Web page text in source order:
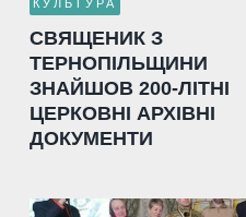
КУЛЬТУРА
СВЯЩЕНИК З
ТЕРНОПІЛЬЩИНИ
ЗНАЙШОВ 200-ЛІТНІ
ЦЕРКОВНІ АРХІВНІ
ДОКУМЕНТИ